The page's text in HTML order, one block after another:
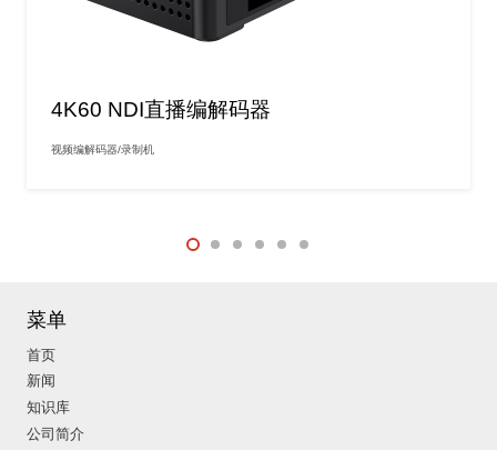
4K60 NDI直播编解码器
视频编解码器/录制机
菜单
首页
新闻
知识库
公司简介